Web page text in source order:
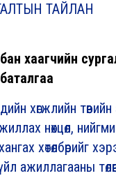
ТАЙЛАН
хаагчийн
хөгжлийн
нөхцөл,
хөтөлбөрийг
ажиллагааны